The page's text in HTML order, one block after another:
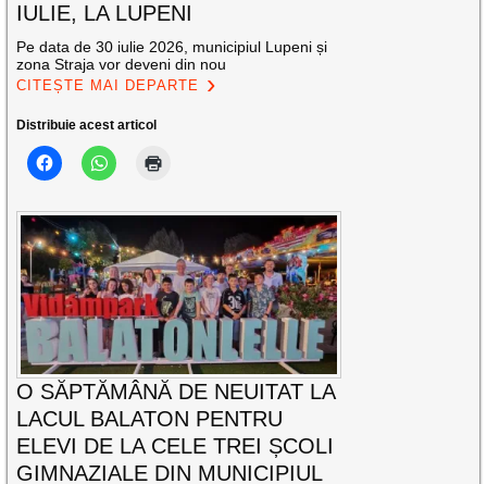
IULIE, LA LUPENI
Pe data de 30 iulie 2026, municipiul Lupeni și
zona Straja vor deveni din nou
CITEȘTE MAI DEPARTE
Distribuie acest articol
O SĂPTĂMÂNĂ DE NEUITAT LA
LACUL BALATON PENTRU
ELEVI DE LA CELE TREI ȘCOLI
GIMNAZIALE DIN MUNICIPIUL